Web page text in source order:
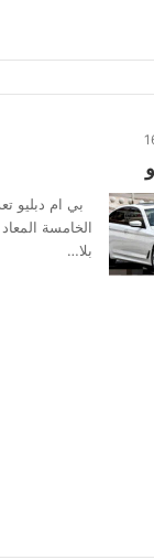
بلا…